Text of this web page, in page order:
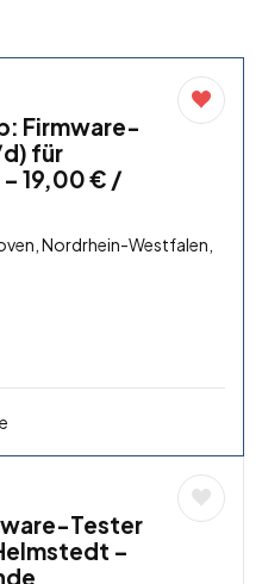
Firmware-
für
19,00 € /
Nordrhein-Westfalen,
Tester
–